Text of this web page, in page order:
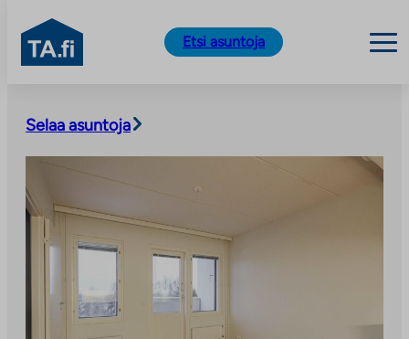
sisältöön
TA.fi
Etsi asuntoja
Selaa asuntoja